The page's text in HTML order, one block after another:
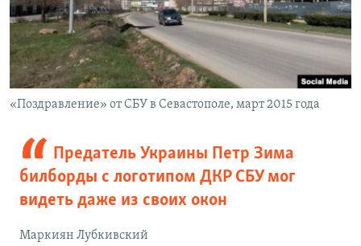
«Поздравление» от СБУ в Севастополе, март 2015 года
Предатель Украины Петр Зима
билборды с логотипом ДКР СБУ мог
видеть даже из своих окон
Маркиян Лубкивский